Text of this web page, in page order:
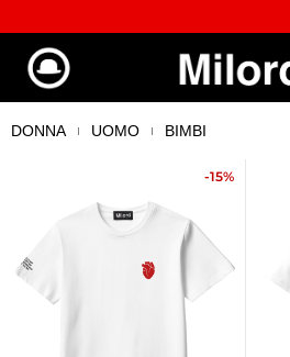
✔︎ Spedizione e reso gratuiti da €100
DONNA UOMO BIMBI
-15%